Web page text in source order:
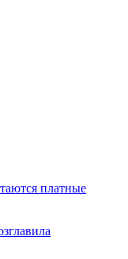
платные